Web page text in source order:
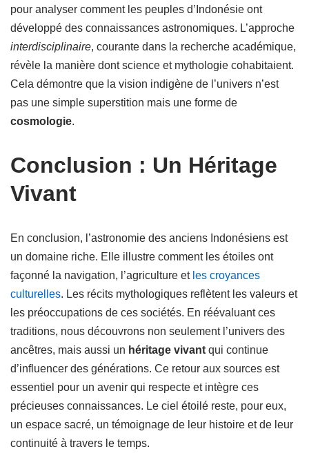
pour analyser comment les peuples d’Indonésie ont
développé des connaissances astronomiques. L’approche
interdisciplinaire, courante dans la recherche académique,
révèle la manière dont science et mythologie cohabitaient.
Cela démontre que la vision indigène de l’univers n’est
pas une simple superstition mais une forme de
cosmologie.
Conclusion : Un Héritage
Vivant
En conclusion, l’astronomie des anciens Indonésiens est
un domaine riche. Elle illustre comment les étoiles ont
façonné la navigation, l’agriculture et les croyances
culturelles. Les récits mythologiques reflètent les valeurs et
les préoccupations de ces sociétés. En réévaluant ces
traditions, nous découvrons non seulement l’univers des
ancêtres, mais aussi un héritage vivant qui continue
d’influencer des générations. Ce retour aux sources est
essentiel pour un avenir qui respecte et intègre ces
précieuses connaissances. Le ciel étoilé reste, pour eux,
un espace sacré, un témoignage de leur histoire et de leur
continuité à travers le temps.